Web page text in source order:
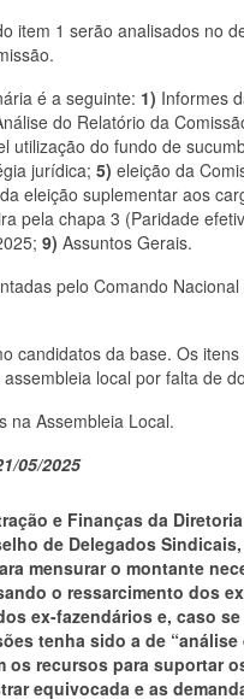
item 1 serão analisados no
é a seguinte: 1) Informes
do Relatório da
do fundo de
jurídica; 5) eleição da
eleição suplementar aos
pela chapa 3 (Paridade
9) Assuntos Gerais.
pelo Comando
candidatos da base. Os
local por falta de
na Assembleia Local.
05/2025
e Finanças da Diretoria
de Delegados
mensurar o montante
o ressarcimento dos
ex-fazendários e, caso
tenha sido a de “análise
os recursos para suportar
equivocada e as